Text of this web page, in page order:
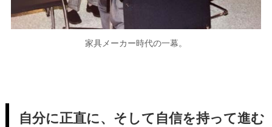
家具メーカー時代の一幕。
自分に正直に、そして自信を持って進む